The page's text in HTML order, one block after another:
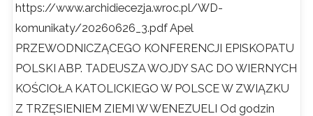
https://www.archidiecezja.wroc.pl/WD-
komunikaty/20260626_3.pdf Apel
PRZEWODNICZĄCEGO KONFERENCJI EPISKOPATU
POLSKI ABP. TADEUSZA WOJDY SAC DO WIERNYCH
KOŚCIOŁA KATOLICKIEGO W POLSCE W ZWIĄZKU
Z TRZĘSIENIEM ZIEMI W WENEZUELI Od godzin